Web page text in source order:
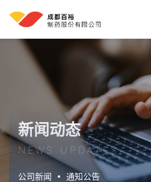
新闻动态
NEWS UPDATES
公司新闻 通知公告